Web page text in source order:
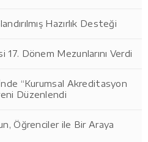
Hazırlık Desteği
17. Dönem Mezunlarını Verdi
“Kurumsal Akreditasyon
Düzenlendi
Öğrenciler ile Bir Araya